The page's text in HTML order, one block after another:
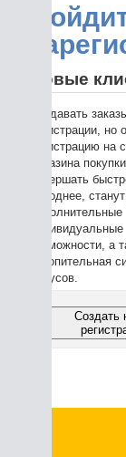
в
клиенты
заказы можно
но оформив
на сайте
покупки будет
быстрее и
станут доступны
а также
система
Создать новую
регистрацию